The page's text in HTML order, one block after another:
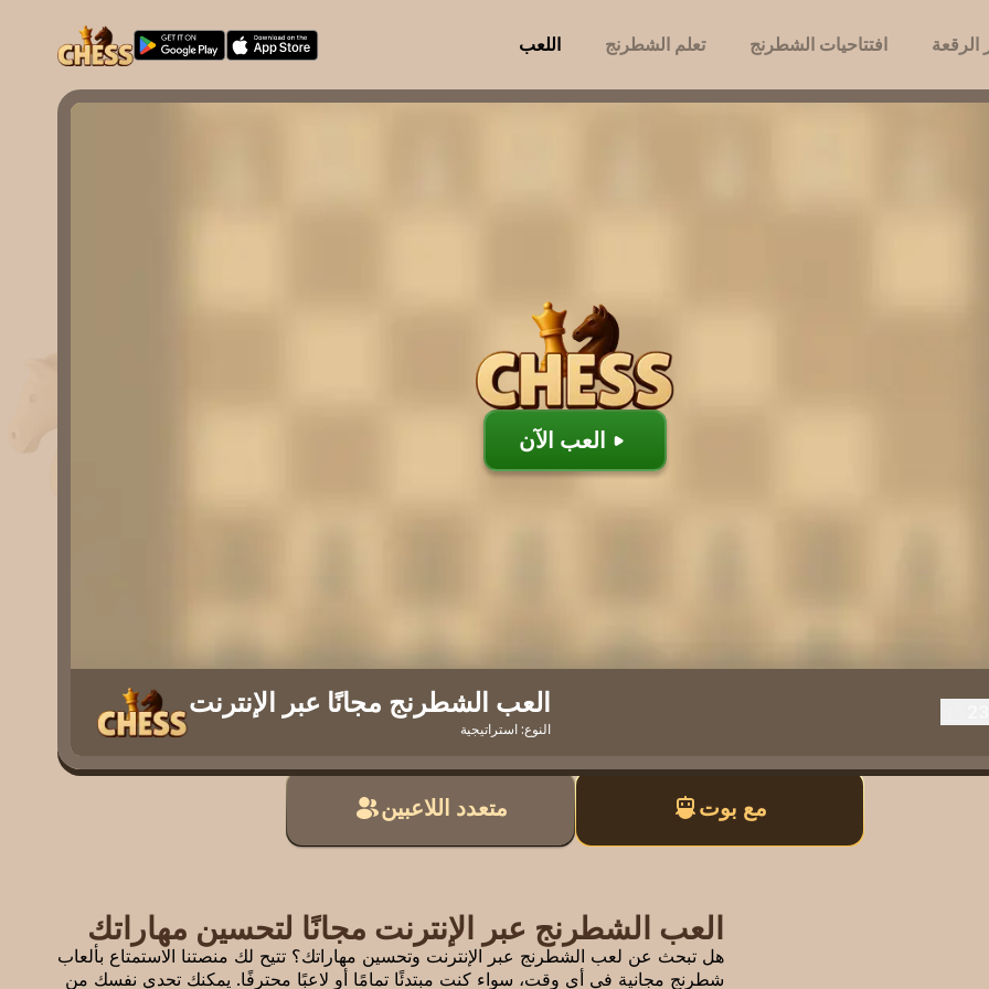
اللعب تعلم الشطرنج افتتاحيات الشطرنج الرقعة
العب الآن
العب الشطرنج مجانًا عبر الإنترنت
النوع: استراتيجية
متعدد اللاعبين مع بوت
العب الشطرنج عبر الإنترنت مجانًا لتحسين مهاراتك
هل تبحث عن لعب الشطرنج عبر الإنترنت وتحسين مهاراتك؟ تتيح لك منصتنا الاستمتاع بألعاب
شطرنج مجانية في أي وقت، سواء كنت مبتدئًا تمامًا أو لاعبًا محترفًا. يمكنك تحدي نفسك من